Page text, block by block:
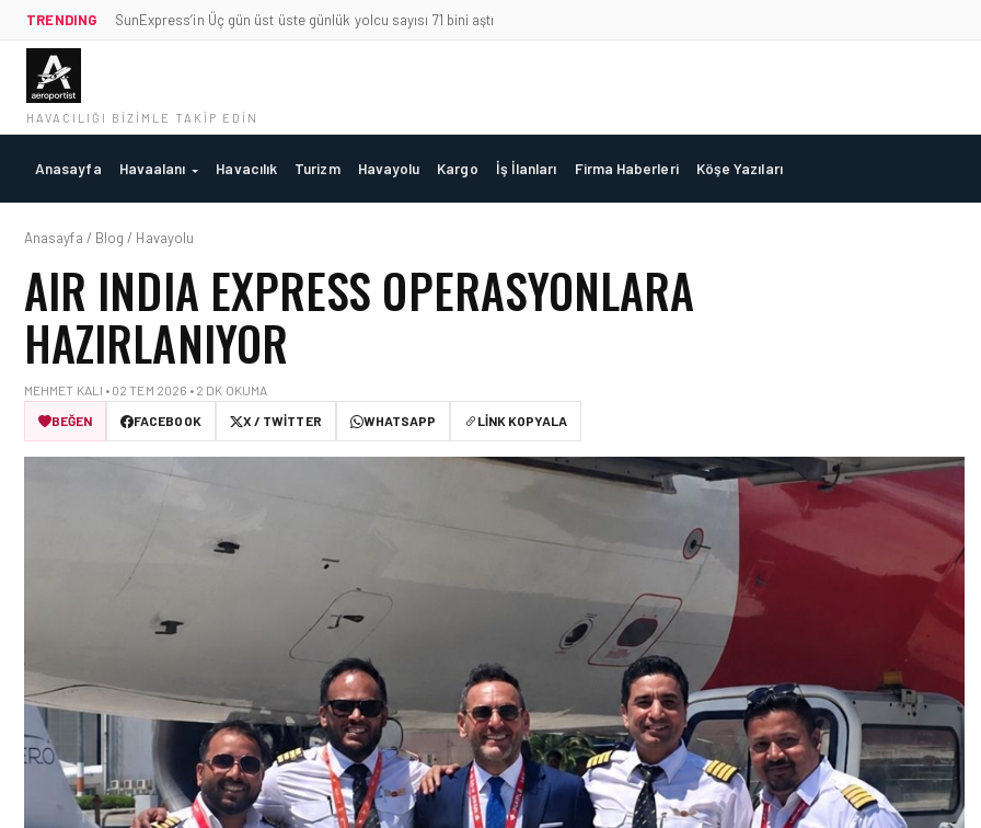
TRENDING SunExpress’in Üç gün üst üste günlük yolcu sayısı 71 bini aştı
HAVACILIĞI BIZIMLE TAKIP EDIN
Anasayfa Havaalanı Havacılık Turizm Havayolu Kargo İş İlanları Firma Haberleri Köşe Yazıları
Anasayfa / Blog / Havayolu
AIR INDIA EXPRESS OPERASYONLARA
HAZIRLANIYOR
MEHMET KALI • 02 TEM 2026 • 2 DK OKUMA
BEĞEN
FACEBOOK X / TWITTER WHATSAPP LINK KOPYALA